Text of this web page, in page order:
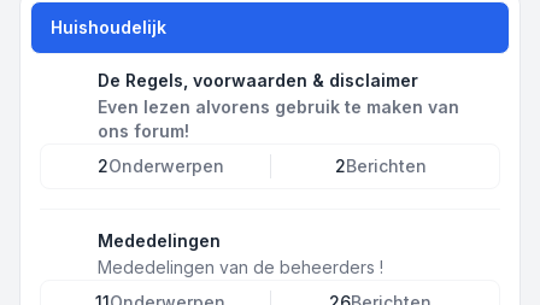
Huishoudelijk
De Regels, voorwaarden & disclaimer
Even lezen alvorens gebruik te maken van
ons forum!
2Onderwerpen 2Berichten
Mededelingen
Mededelingen van de beheerders !